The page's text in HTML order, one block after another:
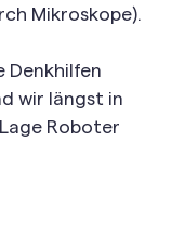
Mikroskope).
Denkhilfen
wir längst in
Roboter